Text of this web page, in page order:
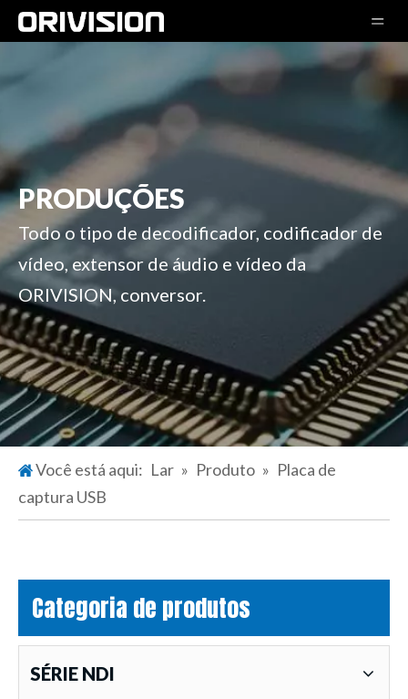
PRODUÇÕES
Todo o tipo de decodificador, codificador de
vídeo, extensor de áudio e vídeo da
ORIVISION, conversor.
Você está aqui: Lar » Produto » Placa de
captura USB
Categoria de produtos
SÉRIE NDI